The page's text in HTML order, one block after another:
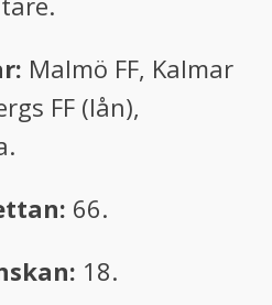
Malmö FF, Kalmar
FF (lån),
66.
18.